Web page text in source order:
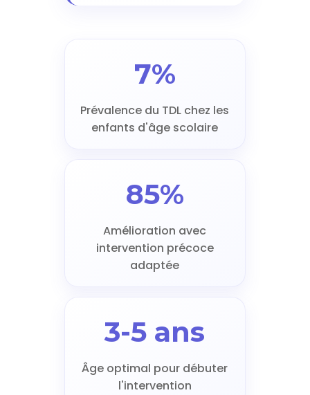
7%
Prévalence du TDL chez les
enfants d'âge scolaire
85%
Amélioration avec
intervention précoce
adaptée
3-5 ans
Âge optimal pour débuter
l'intervention